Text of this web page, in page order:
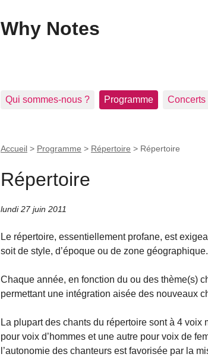
Why Notes
Qui sommes-nous ? Programme Concerts
Accueil > Programme > Répertoire > Répertoire
Répertoire
lundi 27 juin 2011
Le répertoire, essentiellement profane, est
soit de style, d’époque ou de zone
Chaque année, en fonction du ou des thème(s)
permettant une intégration aisée des nouveaux
La plupart des chants du répertoire sont à 4
pour voix d’hommes et une autre pour voix de
l’autonomie des chanteurs est favorisée par la